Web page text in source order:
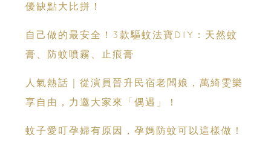
優缺點大比拼！
自己做的最安全！3款驅蚊法寶DIY：天然蚊
膏、防蚊噴霧、止痕膏
人氣熱話｜從演員晉升民宿老闆娘，萬綺雯樂
享自由，力邀大家來「偶遇」！
蚊子愛叮孕婦有原因，孕媽防蚊可以這樣做！